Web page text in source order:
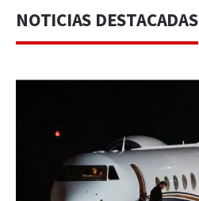
NOTICIAS DESTACADAS